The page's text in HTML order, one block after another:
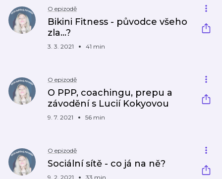
O epizodě
Bikini Fitness - původce všeho
zla...?
3. 3. 2021 41 min
O epizodě
O PPP, coachingu, prepu a
závodění s Lucií Kokyovou
9. 7. 2021 56 min
O epizodě
Sociální sítě - co já na ně?
9. 2. 2021 33 min